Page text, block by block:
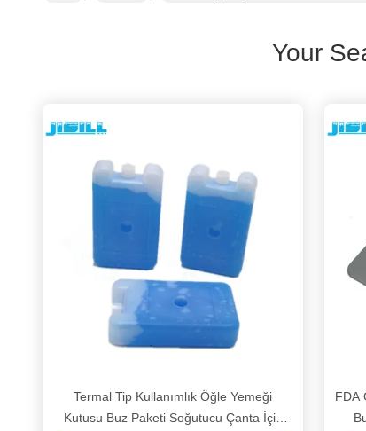
Your
Termal Tip Kullanımlık Öğle Yemeği
Kutusu Buz Paketi Soğutucu Çanta İçin
FDA